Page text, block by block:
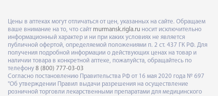
Цены в аптеках могут отличаться от цен, указанных на сайте. Обращаем
ваше внимание на то, что сайт murmansk.rigla.ru носит исключительно
информационный характер и ни при каких условиях не является
публичной офертой, определяемой положениями п. 2 ст. 437 ГК РФ. Для
получения подробной информации о действующих ценах на товар и
наличии товара в конкретной аптеке, пожалуйста, обращайтесь по
телефону 8 (800) 777-03-03
Согласно постановлению Правительства РФ от 16 мая 2020 года № 697
"Об утверждении Правил выдачи разрешения на осуществление
розничной торговли лекарственными препаратами для медицинского